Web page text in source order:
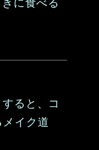
に食べる
ると、コ
イク道